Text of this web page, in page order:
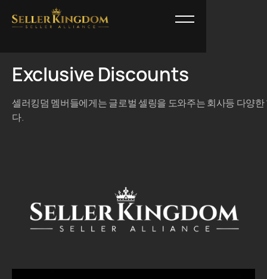
Exclusive Discounts
셀러킹덤 멤버들에게는 글로벌 셀링을 도와주는 회사등 다양
다.